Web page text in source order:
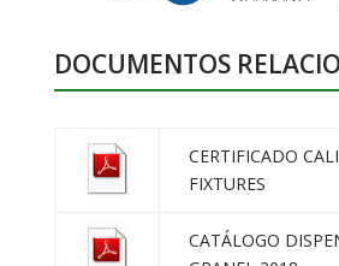
DOCUMENTOS
CERTIFICADO
FIXTURES
CATÁLOGO